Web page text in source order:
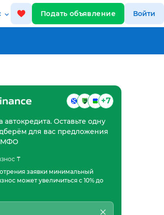
Подать объявление Войти
+7
Оставьте одну
для вас предложения
МФО
₸
заявки минимальный
может увеличиться с 10% до